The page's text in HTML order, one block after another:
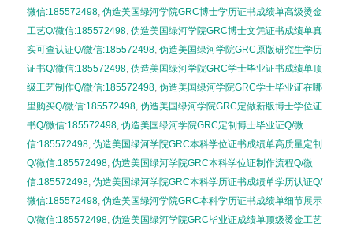
微信:185572498, 伪造美国绿河学院GRC博士学历证书成绩单高级烫金
工艺Q/微信:185572498, 伪造美国绿河学院GRC博士文凭证书成绩单真
实可查认证Q/微信:185572498, 伪造美国绿河学院GRC原版研究生学历
证书Q/微信:185572498, 伪造美国绿河学院GRC学士毕业证书成绩单顶
级工艺制作Q/微信:185572498, 伪造美国绿河学院GRC学士毕业证在哪
里购买Q/微信:185572498, 伪造美国绿河学院GRC定做新版博士学位证
书Q/微信:185572498, 伪造美国绿河学院GRC定制博士毕业证Q/微
信:185572498, 伪造美国绿河学院GRC本科学位证书成绩单高质量定制
Q/微信:185572498, 伪造美国绿河学院GRC本科学位证制作流程Q/微
信:185572498, 伪造美国绿河学院GRC本科学历证书成绩单学历认证Q/
微信:185572498, 伪造美国绿河学院GRC本科学历证书成绩单细节展示
Q/微信:185572498, 伪造美国绿河学院GRC毕业证成绩单顶级烫金工艺